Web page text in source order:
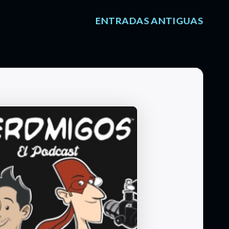
ENTRADAS ANTIGUAS